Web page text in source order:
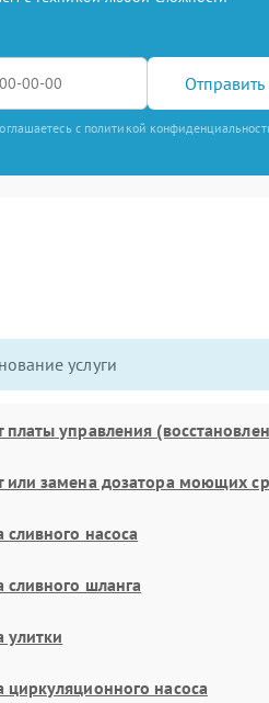
Отправить
с политикой
услуги
платы управления
или замена дозатора моющих
сливного насоса
сливного шланга
улитки
циркуляционного насоса